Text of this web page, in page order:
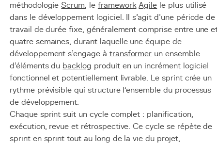
méthodologieScrum, le framework Agile le plus utilisé
dans le développement logiciel. Il s'agit d'une période de
travail de durée fixe, généralement comprise entre une
quatre semaines, durant laquelle une équipe de
développement s'engage à transformer un ensemble
d'éléments du backlog produit en un incrément logiciel
fonctionnel et potentiellement livrable. Le sprint crée un
rythme prévisible qui structure l'ensemble du processus
de développement.
Chaque sprint suit un cycle complet : planification,
exécution, revue et rétrospective. Ce cycle se répète de
sprint en sprint tout au long de la vie du projet,